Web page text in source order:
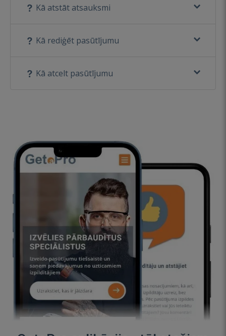
Kā atstāt atsauksmi
Kā rediģēt pasūtījumu
Kā atcelt pasūtījumu